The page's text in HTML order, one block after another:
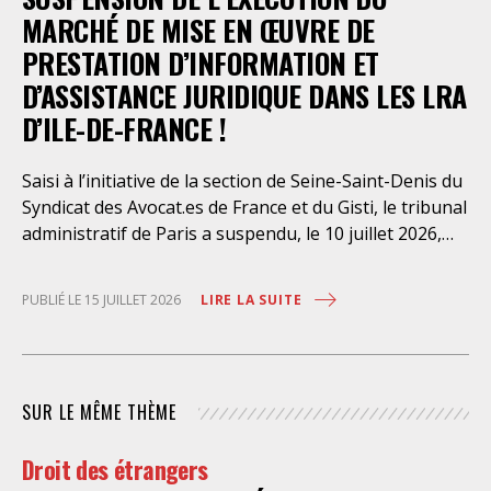
dont l’infirmerie psychiatrique de la préfecture de
police a depuis trop longtemps
MARCHÉ DE MISE EN ŒUVRE DE
PRESTATION D’INFORMATION ET
D’ASSISTANCE JURIDIQUE DANS LES LRA
D’ILE-DE-FRANCE !
Saisi à l’initiative de la section de Seine-Saint-Denis du
Syndicat des Avocat.es de France et du Gisti, le tribunal
administratif de Paris a suspendu, le 10 juillet 2026,
œuvre de prestations d’information et d’assistance
juridique des étrangers maintenus dans les locaux de
droits fondamentaux des personnes retenues et
déontologiques régissant la profession d’avocat. Ainsi,
PUBLIÉ LE 15 JUILLET 2026 LIRE LA SUITE
SUR LE MÊME THÈME
Droit des étrangers